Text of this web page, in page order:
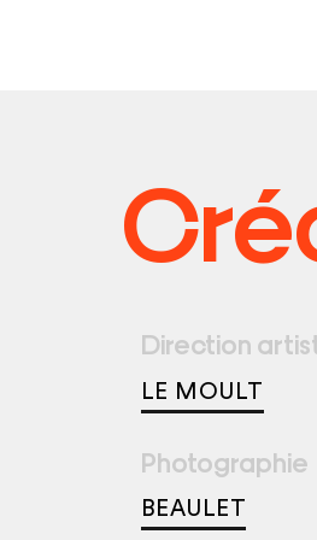
Direction
LE MOULT
Photographie
BEAULET